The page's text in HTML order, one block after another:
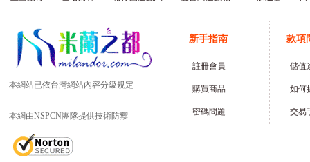
本網站已依台灣網站內容分級規定
本網由NSPCN團隊提供技術防禦
新手指南
註冊會員
購買商品
密碼問題
款項
儲值
如何
交易